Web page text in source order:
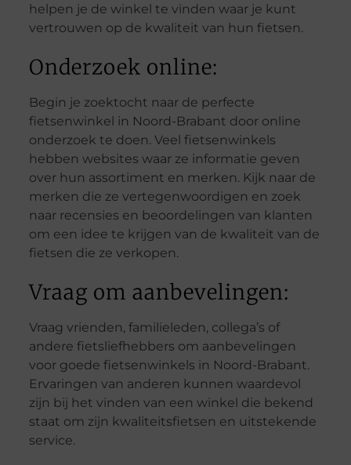
helpen je de winkel te vinden waar je kunt
vertrouwen op de kwaliteit van hun fietsen.
Onderzoek online:
Begin je zoektocht naar de perfecte
fietsenwinkel in Noord-Brabant door online
onderzoek te doen. Veel fietsenwinkels
hebben websites waar ze informatie geven
over hun assortiment en merken. Kijk naar de
merken die ze vertegenwoordigen en zoek
naar recensies en beoordelingen van klanten
om een idee te krijgen van de kwaliteit van de
fietsen die ze verkopen.
Vraag om aanbevelingen:
Vraag vrienden, familieleden, collega’s of
andere fietsliefhebbers om aanbevelingen
voor goede fietsenwinkels in Noord-Brabant.
Ervaringen van anderen kunnen waardevol
zijn bij het vinden van een winkel die bekend
staat om zijn kwaliteitsfietsen en uitstekende
service.